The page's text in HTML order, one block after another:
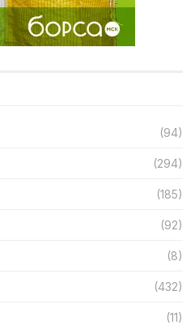
(94)
(294)
(185)
(92)
(8)
(432)
(11)